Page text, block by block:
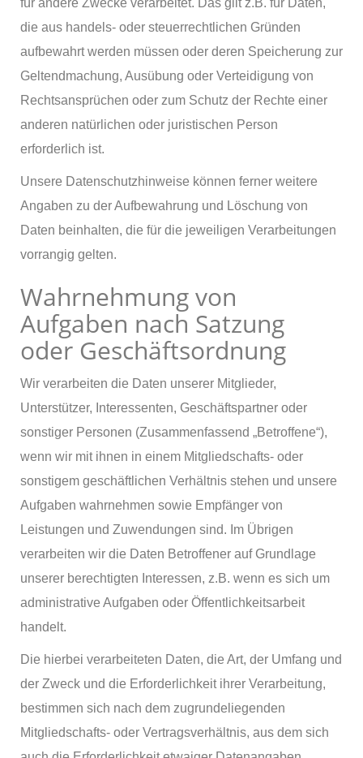
für andere Zwecke verarbeitet. Das gilt z.B. für Daten,
die aus handels- oder steuerrechtlichen Gründen
aufbewahrt werden müssen oder deren Speicherung zur
Geltendmachung, Ausübung oder Verteidigung von
Rechtsansprüchen oder zum Schutz der Rechte einer
anderen natürlichen oder juristischen Person
erforderlich ist.
Unsere Datenschutzhinweise können ferner weitere
Angaben zu der Aufbewahrung und Löschung von
Daten beinhalten, die für die jeweiligen Verarbeitungen
vorrangig gelten.
Wahrnehmung von
Aufgaben nach Satzung
oder Geschäftsordnung
Wir verarbeiten die Daten unserer Mitglieder,
Unterstützer, Interessenten, Geschäftspartner oder
sonstiger Personen (Zusammenfassend „Betroffene“),
wenn wir mit ihnen in einem Mitgliedschafts- oder
sonstigem geschäftlichen Verhältnis stehen und unsere
Aufgaben wahrnehmen sowie Empfänger von
Leistungen und Zuwendungen sind. Im Übrigen
verarbeiten wir die Daten Betroffener auf Grundlage
unserer berechtigten Interessen, z.B. wenn es sich um
administrative Aufgaben oder Öffentlichkeitsarbeit
handelt.
Die hierbei verarbeiteten Daten, die Art, der Umfang und
der Zweck und die Erforderlichkeit ihrer Verarbeitung,
bestimmen sich nach dem zugrundeliegenden
Mitgliedschafts- oder Vertragsverhältnis, aus dem sich